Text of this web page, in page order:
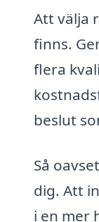
Att välja
finns.
flera
beslut
Så
dig. Att
i en mer